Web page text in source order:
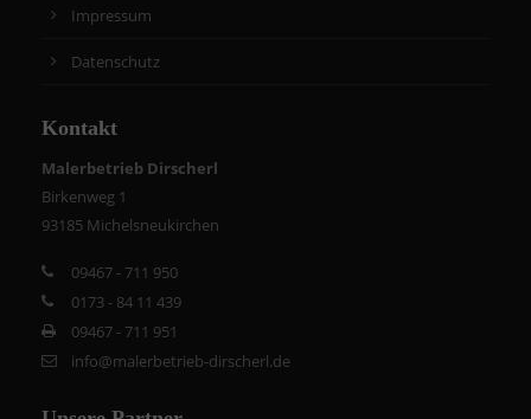
Impressum
Datenschutz
Kontakt
Malerbetrieb Dirscherl
Birkenweg 1
93185 Michelsneukirchen
09467 - 711 950
0173 - 84 11 439
09467 - 711 951
info@malerbetrieb-dirscherl.de